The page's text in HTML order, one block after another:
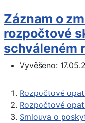
Záznam o
rozpočtové
schváleném
Vyvěšeno:
Rozpočtové
Rozpočtové
Smlouva o